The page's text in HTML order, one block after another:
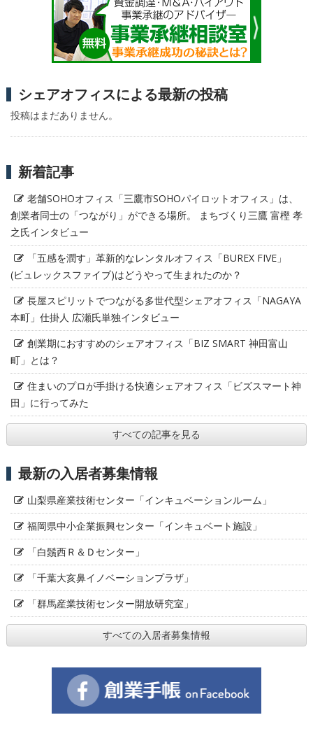
シェアオフィスによる最新の投稿
投稿はまだありません。
新着記事
老舗SOHOオフィス「三鷹市SOHOパイロットオフィス」は、
創業者同士の「つながり」ができる場所。 まちづくり三鷹 富樫 孝
之氏インタビュー
「五感を潤す」革新的なレンタルオフィス「BUREX FIVE」
(ビュレックスファイブ)はどうやって生まれたのか？
長屋スピリットでつながる多世代型シェアオフィス「NAGAYA
本町」仕掛人 広瀬氏単独インタビュー
創業期におすすめのシェアオフィス「BIZ SMART 神田富山
町」とは？
住まいのプロが手掛ける快適シェアオフィス「ビズスマート神
田」に行ってみた
すべての記事を見る
最新の入居者募集情報
山梨県産業技術センター「インキュベーションルーム」
福岡県中小企業振興センター「インキュベート施設」
「白鬚西Ｒ＆Ｄセンター」
「千葉大亥鼻イノベーションプラザ」
「群馬産業技術センター開放研究室」
すべての入居者募集情報